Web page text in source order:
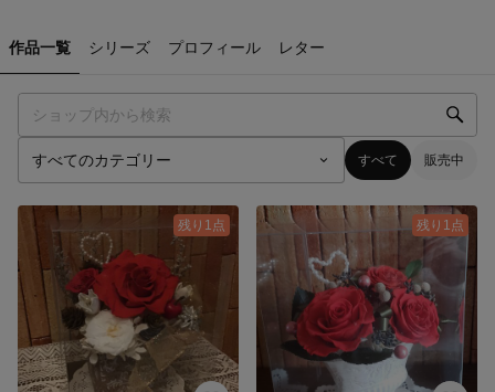
作品一覧 シリーズ プロフィール レター
すべて 販売中
残り1点 残り1点